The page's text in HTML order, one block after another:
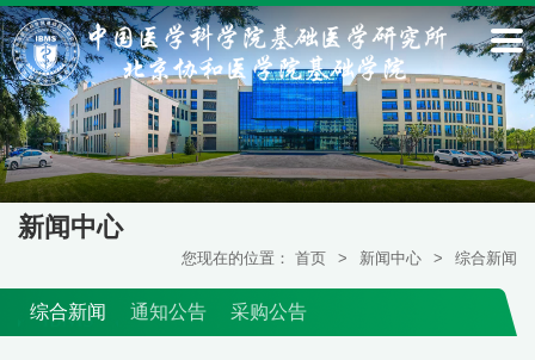
新闻中心
您现在的位置： 首页 > 新闻中心 > 综合新闻
综合新闻 通知公告 采购公告